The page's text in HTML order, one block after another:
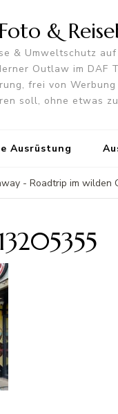
&
& Umweltschutz
Outlaw im DAF
frei von
soll, ohne etwas
Ausrüstung
- Roadtrip im wilden